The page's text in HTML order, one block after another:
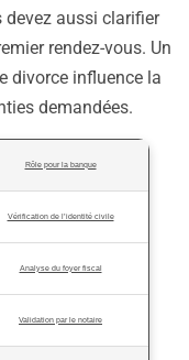
devez aussi clarifier
rendez-vous. Un
divorce influence la
demandées.
Rôle pour la banque
Vérification de l’identité civile
Analyse du foyer fiscal
Validation par le notaire